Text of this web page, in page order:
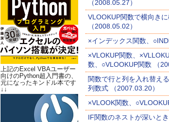
上記のExcel VBAユーザー
向けのPython超入門書の、
元になったキンドル本です
↓↓
（2008.05.27）
VLOOKUP関数で横向き
（2008.05.02）
×インデックス関数、
×VLOKUP関数、
数、○VLOOKUP関数 （
関数で行と列を入れ替え
列数式 （2007.03.20）
×VLOOK関数、
IF関数のネストが深いと